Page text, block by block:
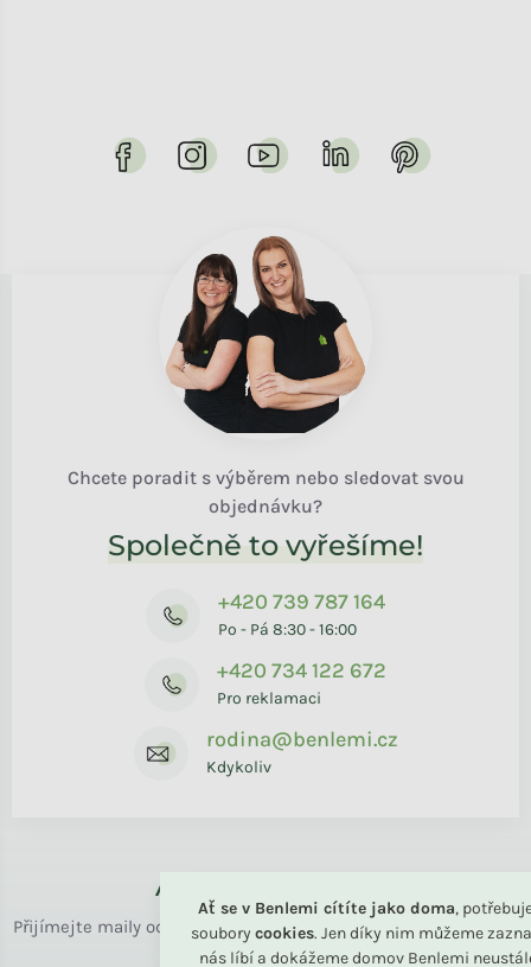
Ať se v Benlemi cítíte jako doma,
soubory cookies. Jen díky nim můžeme
nás líbí a dokážeme domov Benlemi
Chcete poradit s výběrem nebo sledovat svou
objednávku?
Společně to vyřešíme!
+420 739 787 164
Po - Pá 8:30 - 16:00
+420 734 122 672
Pro reklamaci
rodina@benlemi.cz
Kdykoliv
Až k vám domů
Přijímejte maily od rodiny BENLEMI. Zasíláme jen užitečné info
o bydlení i slevách.